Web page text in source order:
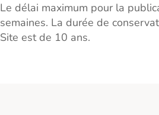
Le délai maximum pour la
semaines. La durée de
Site est de 10 ans.